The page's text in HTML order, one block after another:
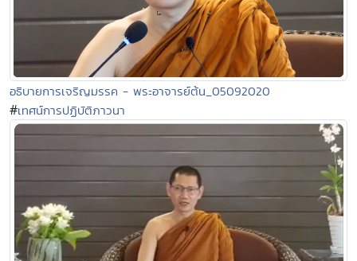
อธิบายการเจริญมรรค - พระอาจารย์ต้น_05092020
#เทศน์การปฏิบัติภาวนา